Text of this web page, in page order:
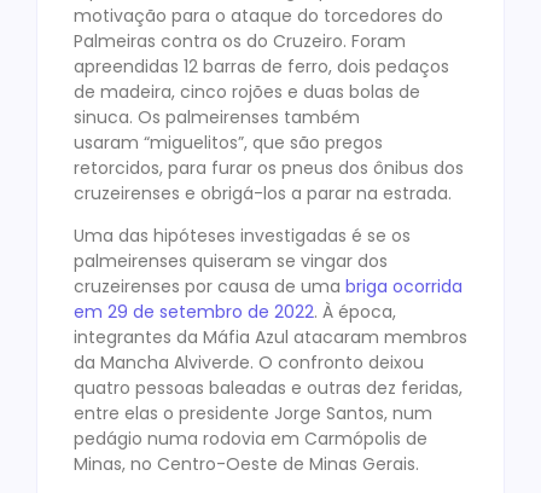
motivação para o ataque do torcedores do
Palmeiras contra os do Cruzeiro. Foram
apreendidas 12 barras de ferro, dois pedaços
de madeira, cinco rojões e duas bolas de
sinuca. Os palmeirenses também
usaram “miguelitos”, que são pregos
retorcidos, para furar os pneus dos ônibus dos
cruzeirenses e obrigá-los a parar na estrada.
Uma das hipóteses investigadas é se os
palmeirenses quiseram se vingar dos
cruzeirenses por causa de uma briga ocorrida
em 29 de setembro de 2022. À época,
integrantes da Máfia Azul atacaram membros
da Mancha Alviverde. O confronto deixou
quatro pessoas baleadas e outras dez feridas,
entre elas o presidente Jorge Santos, num
pedágio numa rodovia em Carmópolis de
Minas, no Centro-Oeste de Minas Gerais.